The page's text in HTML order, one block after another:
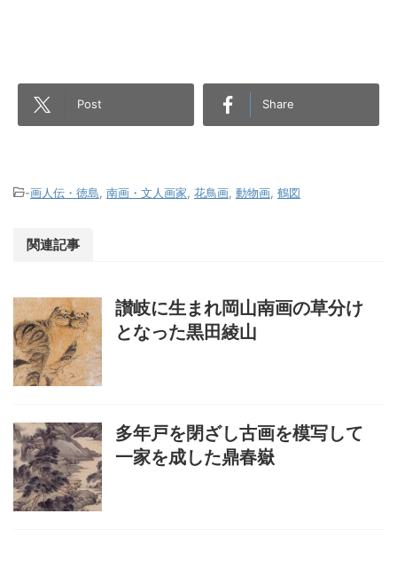
Post Share
-画人伝・徳島 南画・文人画家 花鳥画 動物画 鶴図
関連記事
讃岐に生まれ岡山南画の草分け
となった黒田綾山
多年戸を閉ざし古画を模写して
一家を成した鼎春嶽